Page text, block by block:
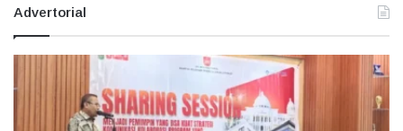
Advertorial